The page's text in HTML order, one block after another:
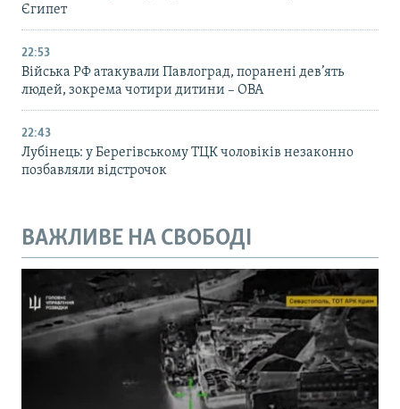
Єгипет
22:53
Війська РФ атакували Павлоград, поранені дев’ять
людей, зокрема чотири дитини – ОВА
22:43
Лубінець: у Берегівському ТЦК чоловіків незаконно
позбавляли відстрочок
ВАЖЛИВЕ НА СВОБОДІ